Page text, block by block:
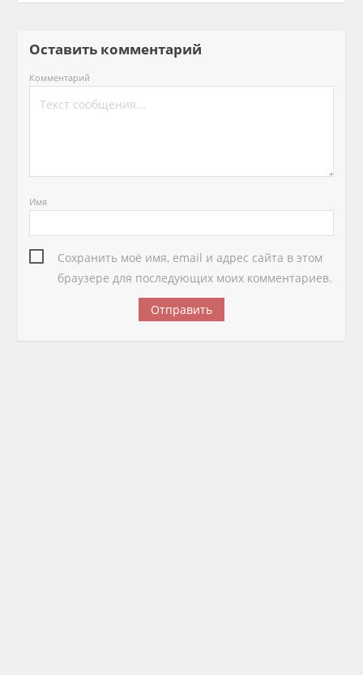
Оставить комментарий
Комментарий
Имя
Сохранить моё имя, email и адрес сайта в этом
браузере для последующих моих комментариев.